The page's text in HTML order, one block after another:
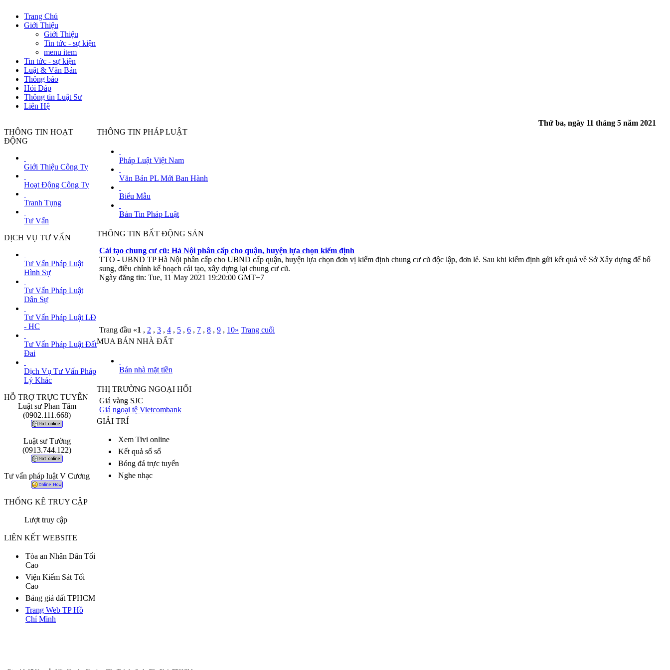
Trang Chủ
Giới Thiệu
Giới Thiệu
Tin tức - sự kiện
menu item
Tin tức - sự kiện
Luật & Văn Bản
Thông báo
Hỏi Đáp
Thông tin Luật Sư
Liên Hệ
Thứ ba, ngày 11 tháng 5 năm 2021
THÔNG TIN HOẠT
ĐỘNG
Giới Thiệu Công Ty
Hoạt Động Công Ty
Tranh Tụng
Tư Vấn
DỊCH VỤ TƯ VẤN
Tư Vấn Pháp Luật
Hình Sự
Tư Vấn Pháp Luật
Dân Sự
Tư Vấn Pháp Luật LĐ
- HC
Tư Vấn Pháp Luật Đất
Đai
Dịch Vụ Tư Vấn Pháp
Lý Khác
HỖ TRỢ TRỰC TUYẾN
Luật sư Phan Tâm
(0902.111.668)
Luật sư Tường
(0913.744.122)
Tư vấn pháp luật V Cương
THỐNG KÊ TRUY CẬP
Lượt truy cập
LIÊN KẾT WEBSITE
Tòa an Nhân Dân Tối
Cao
Viện Kiểm Sát Tối
Cao
Bảng giá đất TPHCM
Trang Web TP Hồ
Chí Minh
THÔNG TIN PHÁP LUẬT
Pháp Luật Việt Nam
Văn Bản PL Mới Ban Hành
Biểu Mẫu
Bản Tin Pháp Luật
THÔNG TIN BẤT ĐỘNG SẢN
Đề xuất cải tạo vỉa hè khu vực Hồ Con Rùa bằng vốn xã hội hóa
TTO - Ngày 11-5, UBND quận 3 có văn bản trình UBND TP.HCM về việc xin chủ trương cải tạo, nâng cấp vỉa hè khu vực Hồ Con Rùa bằng nguồn vốn xã hội hóa.
Ngày đăng tin: Tue, 11 May 2021 19:22:36 GMT+7
Khách Mỹ phá sản, doanh nghiệp dệt may Việt lo mất trăm tỉ nợ
TTO - Dịch bệnh đẩy hàng loạt hãng bán lẻ thời trang hàng đầu nước Mỹ rơi vào tình cảnh phá sản. Nhiều doanh nghiệp dệt may Việt đang chới với, phập phồng lo mất hàng trăm
tỉ đồng.
Ngày đăng tin: Tue, 11 May 2021 19:21:44 GMT+7
Cải tạo chung cư cũ: Hà Nội phân cấp cho quận, huyện lựa chọn kiểm định
TTO - UBND TP Hà Nội phân cấp cho UBND cấp quận, huyện lựa chọn đơn vị kiểm định chung cư cũ độc lập, đơn lẻ. Sau khi kiểm định gửi kết quả về Sở Xây dựng để bổ
sung, điều chỉnh kế hoạch cải tạo, xây dựng lại chung cư cũ.
Ngày đăng tin: Tue, 11 May 2021 19:20:00 GMT+7
Trang đầu «1 , 2 , 3 , 4 , 5 , 6 , 7 , 8 , 9 , 10» Trang cuối
MUA BÁN NHÀ ĐẤT
Bán nhà mặt tiền
THỊ TRƯỜNG NGOẠI HỐI
Giá vàng SJC
Giá ngoại tệ Vietcombank
GIẢI TRÍ
Xem Tivi online
Kết quả số số
Bóng đá trực tuyến
Nghe nhạc